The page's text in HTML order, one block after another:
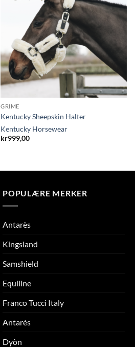
GRIME
Kentucky Sheepskin Halter
Kentucky Horsewear
kr999,00
POPULÆRE MERKER
Antarès
Kingsland
Samshield
Equiline
Franco Tucci Italy
Antarès
Dyòn